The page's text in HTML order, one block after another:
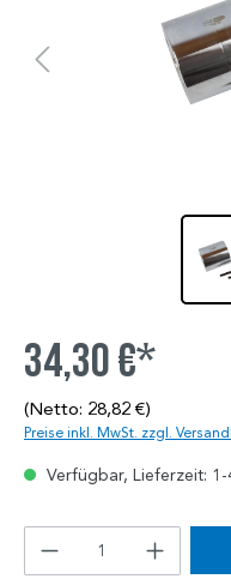
34,30 €*
(Netto: 28,82 €)
Preise inkl. MwSt. zzgl.
Verfügbar, Lieferzeit: 1-